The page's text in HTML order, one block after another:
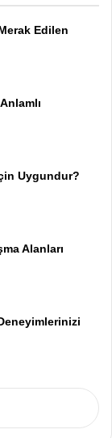
Edilen
Uygundur?
Alanları